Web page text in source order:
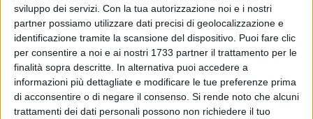
sviluppo dei servizi. Con la tua autorizzazione noi e i nostri
partner possiamo utilizzare dati precisi di geolocalizzazione e
identificazione tramite la scansione del dispositivo. Puoi fare clic
per consentire a noi e ai nostri 1733 partner il trattamento per le
finalità sopra descritte. In alternativa puoi accedere a
informazioni più dettagliate e modificare le tue preferenze prima
di acconsentire o di negare il consenso. Si rende noto che alcuni
trattamenti dei dati personali possono non richiedere il tuo
Così da quei preziosi archivi analogici giungono su
Facebook alcune fotografie anni '90 pubblicate
dall'architetto Pietro Todisco. Si riferiscono a una manciata
di decenni fa, ma sembrano davvero scattate in un'epoca
assai lontana, sconosciuta alla generazione Z e ai
millennials.